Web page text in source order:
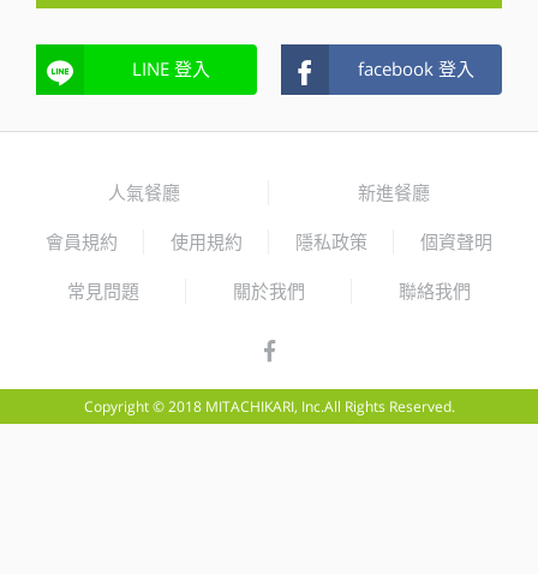
LINE 登入 facebook 登入
人氣餐廳 新進餐廳
會員規約 使用規約 隱私政策 個資聲明
常見問題 關於我們 聯絡我們
Copyright © 2018 MITACHIKARI, Inc.All Rights Reserved.